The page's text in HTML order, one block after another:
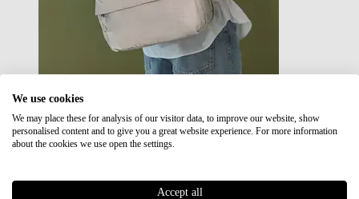
Japan RE lite
Sale
We use cookies
We may place these for analysis of our visitor data, to improve our website, show
personalised content and to give you a great website experience. For more information
about the cookies we use open the settings.
Accept all